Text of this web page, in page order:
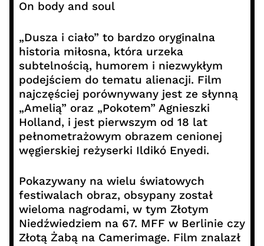
On body and soul
„Dusza i ciało” to bardzo oryginalna
historia miłosna, która urzeka
subtelnością, humorem i niezwykłym
podejściem do tematu alienacji. Film
najczęściej porównywany jest ze słynną
„Amelią” oraz „Pokotem” Agnieszki
Holland, i jest pierwszym od 18 lat
pełnometrażowym obrazem cenionej
węgierskiej reżyserki Ildikó Enyedi.
Pokazywany na wielu światowych
festiwalach obraz, obsypany został
wieloma nagrodami, w tym Złotym
Niedźwiedziem na 67. MFF w Berlinie czy
Złotą Żabą na Camerimage. Film znalazł